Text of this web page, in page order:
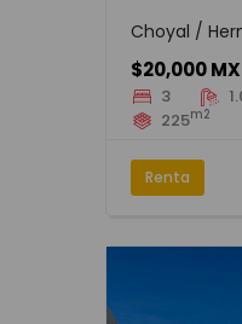
Choyal /
$20,000
3
225m2
Renta